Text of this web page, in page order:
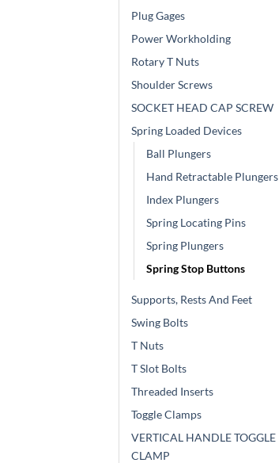
Plug Gages
Power Workholding
Rotary T Nuts
Shoulder Screws
SOCKET HEAD CAP SCREW
Spring Loaded Devices
Ball Plungers
Hand Retractable Plungers
Index Plungers
Spring Locating Pins
Spring Plungers
Spring Stop Buttons
Supports, Rests And Feet
Swing Bolts
T Nuts
T Slot Bolts
Threaded Inserts
Toggle Clamps
VERTICAL HANDLE TOGGLE
CLAMP